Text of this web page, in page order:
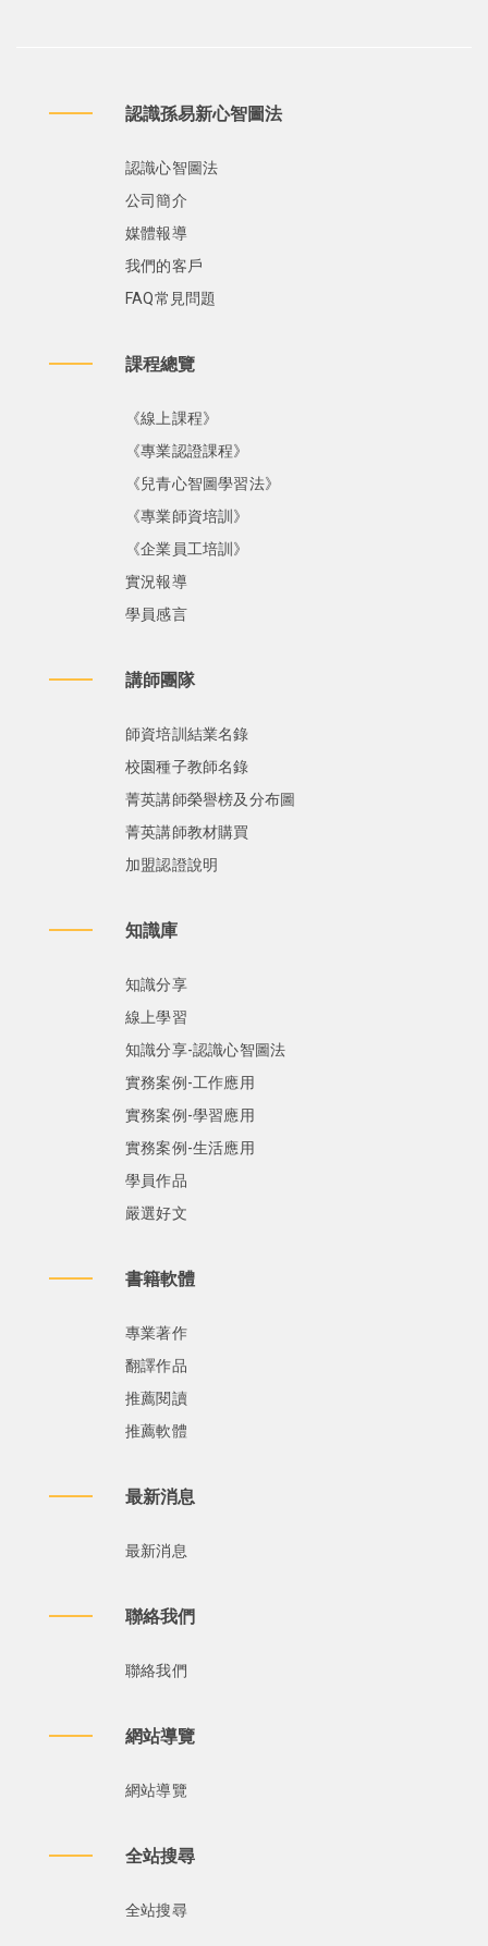
認識孫易新心智圖法
認識心智圖法
公司簡介
媒體報導
我們的客戶
FAQ常見問題
課程總覽
《線上課程》
《專業認證課程》
《兒青心智圖學習法》
《專業師資培訓》
《企業員工培訓》
實況報導
學員感言
講師團隊
師資培訓結業名錄
校園種子教師名錄
菁英講師榮譽榜及分布圖
菁英講師教材購買
加盟認證說明
知識庫
知識分享
線上學習
知識分享-認識心智圖法
實務案例-工作應用
實務案例-學習應用
實務案例-生活應用
學員作品
嚴選好文
書籍軟體
專業著作
翻譯作品
推薦閱讀
推薦軟體
最新消息
最新消息
聯絡我們
聯絡我們
網站導覽
網站導覽
全站搜尋
全站搜尋